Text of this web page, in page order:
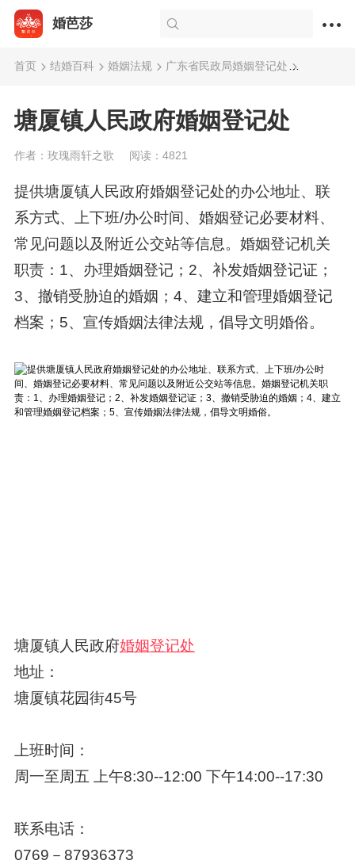
婚芭莎
首页 结婚百科 婚姻法规 广东省民政局婚姻登记处
塘厦镇人民政府婚姻登记处
作者：玫瑰雨轩之歌 阅读：4821
提供塘厦镇人民政府婚姻登记处的办公地址、联
系方式、上下班/办公时间、婚姻登记必要材料、
常见问题以及附近公交站等信息。婚姻登记机关
职责：1、办理婚姻登记；2、补发婚姻登记证；
3、撤销受胁迫的婚姻；4、建立和管理婚姻登记
档案；5、宣传婚姻法律法规，倡导文明婚俗。
塘厦镇人民政府婚姻登记处
地址：
塘厦镇花园街45号
上班时间：
周一至周五 上午8:30--12:00 下午14:00--17:30
联系电话：
0769－87936373